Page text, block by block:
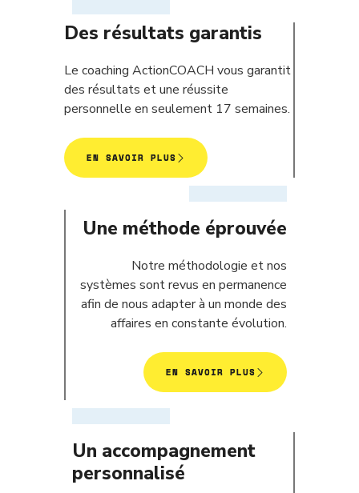
Des résultats garantis
Le coaching ActionCOACH vous garantit
des résultats et une réussite
personnelle en seulement 17 semaines.
EN SAVOIR PLUS
Une méthode éprouvée
Notre méthodologie et nos
systèmes sont revus en permanence
afin de nous adapter à un monde des
affaires en constante évolution.
EN SAVOIR PLUS
Un accompagnement
personnalisé